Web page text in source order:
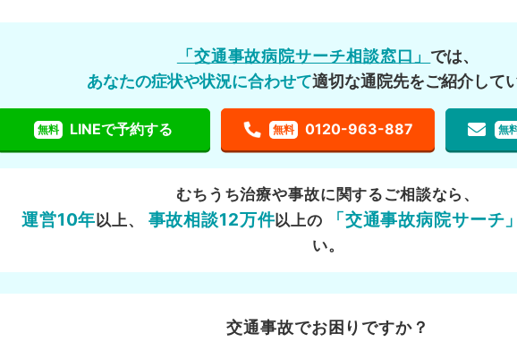
「交通事故病院サーチ相談窓口」 では、
あなたの症状や状況に合わせて適切な通院先をご紹介して
無料 LINEで予約する 無料 0120-963-887 無
むちうち治療や事故に関するご相談なら、
運営10年以上、 事故相談12万件以上の 「交通事故病院サーチ」
い。
交通事故でお困りですか？